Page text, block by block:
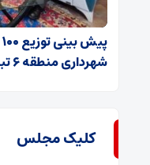
شهرداری منطقه ۶ تبریز
کلیک مجلس